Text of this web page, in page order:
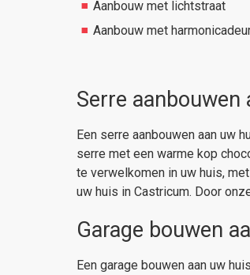
Aanbouw met lichtstraat
Aanbouw met
Serre aanbouwen
Een serre aanbouwen aan uw
serre met een warme kop
te verwelkomen in uw huis,
uw huis in Castricum. Door
Garage bouwen
Een garage bouwen aan uw